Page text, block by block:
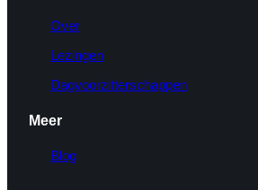
Over
Lezingen
Dagvoorzitterschappen
Meer
Blog